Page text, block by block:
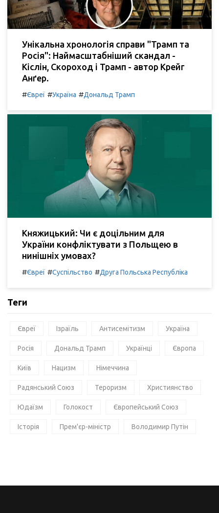
Унікальна хронологія справи "Трамп та
Росія": Наймасштабніший скандал -
Кіслін, Скороход і Трамп - автор Крейг
Анґер.
#Євреї #Україна #Дональд Трамп
Княжицький: Чи є доцільним для
України конфліктувати з Польщею в
нинішніх умовах?
#Євреї #Суспільство #Друга Польська Республіка
Теги
Євреї Ізраїль Антисемітизм Україна
Росія Дональд Трамп Українці Європа
Київ Нацизм Німеччина
Радянський Союз Тероризм Християнство
Юдаїзм Голокост Європейський Союз
Історія Прем'єр-міністр Володимир Путін